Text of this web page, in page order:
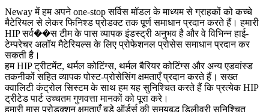
Neway में हम अपनेone-stop सर्विसमॉडल के माध्यम से ग्राहकों को कच्चे
मैटेरियल से लेकर फिनिश्ड प्रोडक्ट तकपूर्ण समाधानप्रदान करते हैं। हमारी
HIP सर्व��स टीम के पास व्यापक इंडस्ट्री अनुभव है और वे विभिन्न हाई-
टेम्परेचर अलॉय मैटेरियल्स के लिए प्रोफेशनल प्रोसेस समाधान प्रदान कर
सकती है।
हम HIP ट्रीटमेंट, थर्मल कोटिंग्स, थर्मल बैरियर कोटिंग्स और अन्य एडवांस्ड
तकनीकों सहित व्यापक पोस्ट-प्रोसेसिंग क्षमताएँ प्रदान करते हैं। सख्त
क्वालिटी कंट्रोल सिस्टम के साथ हम यह सुनिश्चित करते हैं कि प्रत्येक HIP
ट्रीटेड पार्ट उच्चतम गुणवत्ता मानकों को पूरा करे।
हमारीमास प्रोडक्शन क्षमताएँबड़े ऑर्डर्स की समयबद्ध डिलीवरी सुनिश्चित